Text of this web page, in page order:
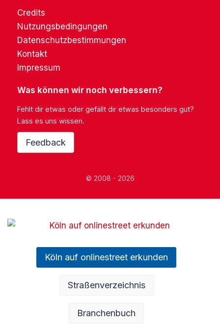
Credits
Nutzungsbedingungen
Datenschutzbestimmungen
Kontakt
Impressum
Was können wir noch verbessern?
Fehlt dir etwas oder gefällt dir etwas besonders gut?
Lass es uns wissen.
Feedback
© 2008 - 2026
Köln auf onlinestreet erkunden
Straßenverzeichnis
Branchenbuch